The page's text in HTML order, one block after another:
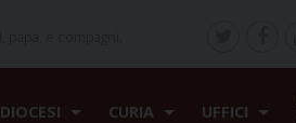
DIOCESI CURIA UFFICI